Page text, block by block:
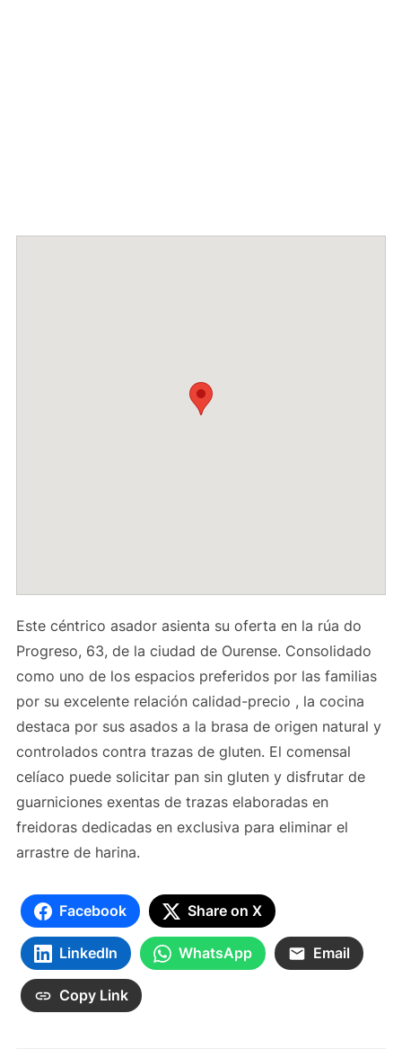
Este céntrico asador asienta su oferta en la rúa do
Progreso, 63, de la ciudad de Ourense. Consolidado
como uno de los espacios preferidos por las familias
por su excelente relación calidad-precio , la cocina
destaca por sus asados a la brasa de origen natural y
controlados contra trazas de gluten. El comensal
celíaco puede solicitar pan sin gluten y disfrutar de
guarniciones exentas de trazas elaboradas en
freidoras dedicadas en exclusiva para eliminar el
arrastre de harina.
Facebook Share on X
LinkedIn WhatsApp Email
Copy Link